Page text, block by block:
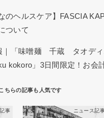
のヘルスケア】FASCIA
ついて
｜「味噌麺 千蔵 タオディ
kokoro」3日間限定！お会
事 ニュース記